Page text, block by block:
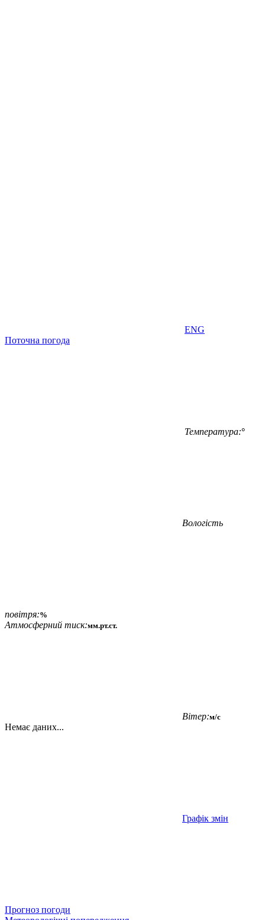
ENG
Поточна погода
Температура:°
Вологість
повітря:%
Атмосферний тиск:мм.рт.ст.
Вітер:м/с
Немає даних...
Графік змін
Прогноз погоди